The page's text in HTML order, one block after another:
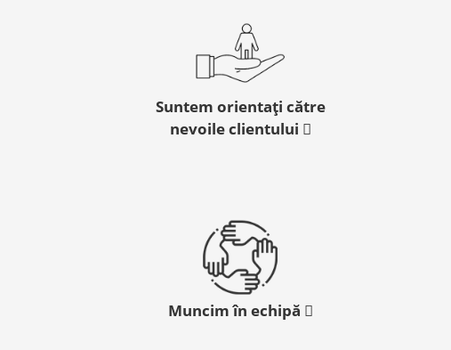
Suntem orientați către
nevoile clientului
Muncim în echipă